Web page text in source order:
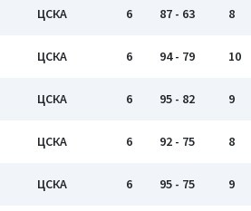
ЦСКА 6 87 - 63 8
ЦСКА 6 94 - 79 10
ЦСКА 6 95 - 82 9
ЦСКА 6 92 - 75 8
ЦСКА 6 95 - 75 9